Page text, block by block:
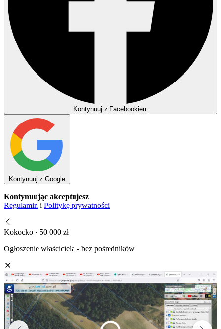
Kontynuuj z Facebookiem
Kontynuuj z Google
Kontynuując akceptujesz
Regulamin i Politykę prywatności
Kokocko · 50 000 zł
Ogłoszenie właściciela - bez pośredników